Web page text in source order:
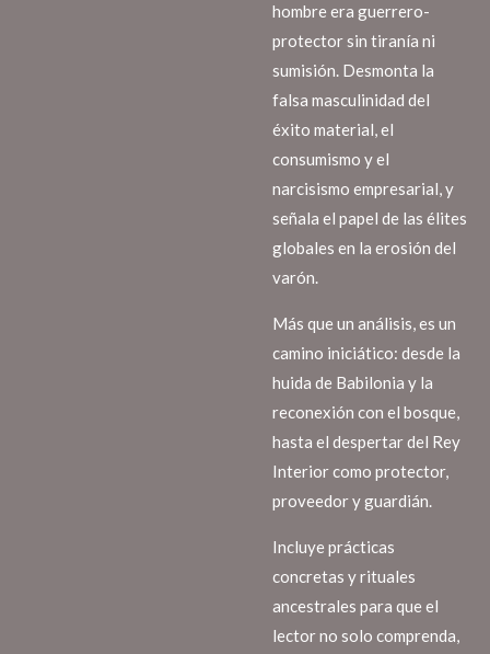
hombre era guerrero-
protector sin tiranía ni
sumisión. Desmonta la
falsa masculinidad del
éxito material, el
consumismo y el
narcisismo empresarial, y
señala el papel de las élites
globales en la erosión del
varón.
Más que un análisis, es un
camino iniciático: desde la
huida de Babilonia y la
reconexión con el bosque,
hasta el despertar del Rey
Interior como protector,
proveedor y guardián.
Incluye prácticas
concretas y rituales
ancestrales para que el
lector no solo comprenda,